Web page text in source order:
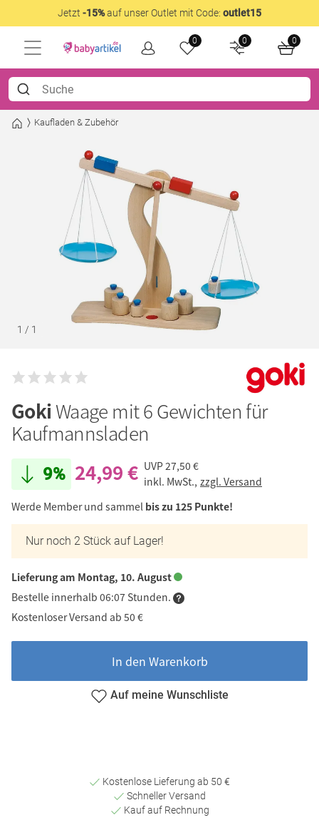
Jetzt -15%auf unser Outlet mit Code: outlet15
0 0 0
Kaufladen & Zubehör
1 / 1
GokiWaage mit 6 Gewichten für
Kaufmannsladen
9% 24,99 € UVP27,50 €
inkl. MwSt., zzgl. Versand
Werde Member und sammel bis zu 125 Punkte!
Nur noch 2 Stück auf Lager!
Lieferung am Montag, 10. August
Bestelle innerhalb 06:07 Stunden.
Kostenloser Versand ab 50 €
In den Warenkorb
Auf meine Wunschliste
Kostenlose Lieferung ab 50 €
Schneller Versand
Kauf auf Rechnung